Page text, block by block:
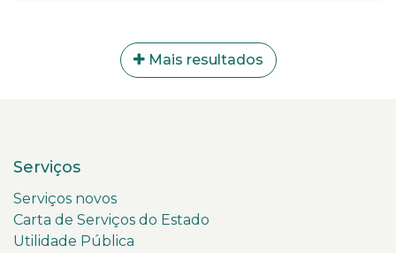
Mais resultados
Serviços
Serviços novos
Carta de Serviços do Estado
Utilidade Pública